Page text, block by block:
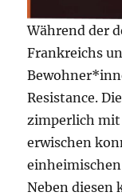
Während der
Frankreichs
Resistance.
zimperlich mit
erwischen
einheimischen
Neben diesen